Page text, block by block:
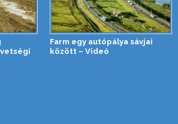
Farm egy autópálya sávjai
között – Videó